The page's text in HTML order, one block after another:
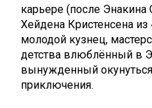
карьере (после Энакина
Хейдена Кристенсена
молодой кузнец,
детства влюблённый в
вынужденный
приключения.